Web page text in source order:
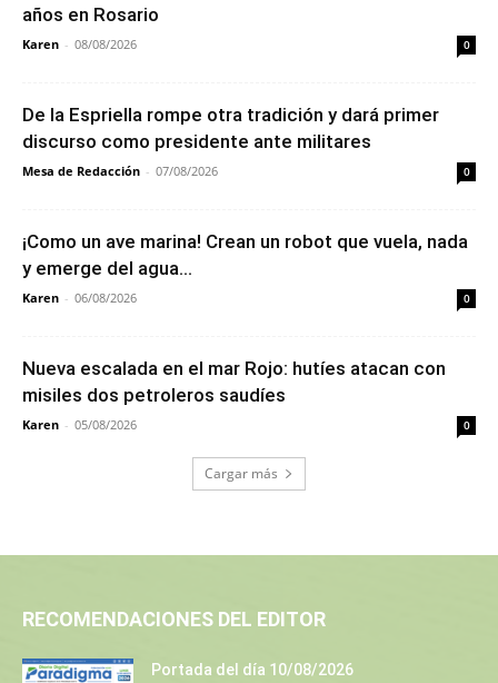
años en Rosario
Karen - 08/08/2026 0
De la Espriella rompe otra tradición y dará primer
discurso como presidente ante militares
Mesa de Redacción - 07/08/2026 0
¡Como un ave marina! Crean un robot que vuela, nada
y emerge del agua...
Karen - 06/08/2026 0
Nueva escalada en el mar Rojo: hutíes atacan con
misiles dos petroleros saudíes
Karen - 05/08/2026 0
Cargar más
RECOMENDACIONES DEL EDITOR
Portada del día 10/08/2026